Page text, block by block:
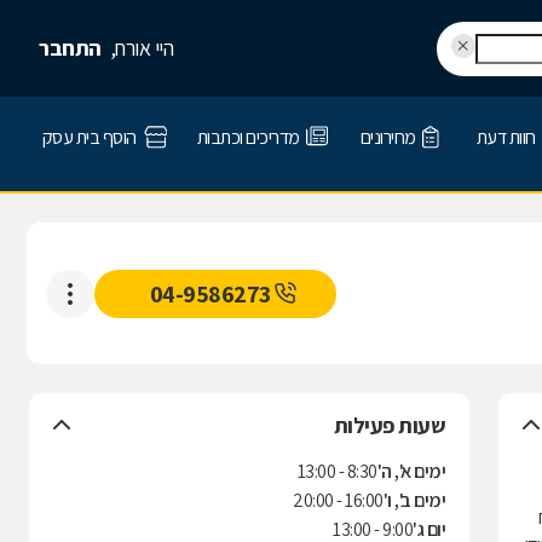
היי אורח, התחבר
חוות דעת מחירונים מדריכים וכתבות הוסף בית עסק
04-9586273
שעות פעילות
ימים א', ה'8:30 - 13:00
ימים ב', ו'16:00 - 20:00
יום ג'9:00 - 13:00